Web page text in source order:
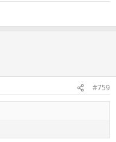
#759